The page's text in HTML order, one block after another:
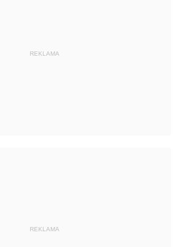
REKLAMA
REKLAMA